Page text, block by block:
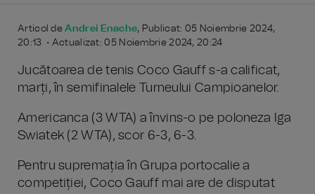
Articol deAndrei Enache, Publicat: 05 Noiembrie 2024,
20:13 • Actualizat: 05 Noiembrie 2024, 20:24
Jucătoarea de tenis Coco Gauff s-a calificat,
marți, în semifinalele Turneului Campioanelor.
Americanca (3 WTA) a învins-o pe poloneza Iga
Swiatek (2 WTA), scor 6-3, 6-3.
Pentru supremația în Grupa portocalie a
competiției, Coco Gauff mai are de disputat